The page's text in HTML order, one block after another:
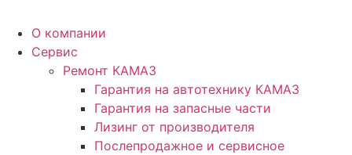
О компании
Сервис
Ремонт КАМАЗ
Гарантия на автотехнику КАМАЗ
Гарантия на запасные части
Лизинг от производителя
Послепродажное и сервисное